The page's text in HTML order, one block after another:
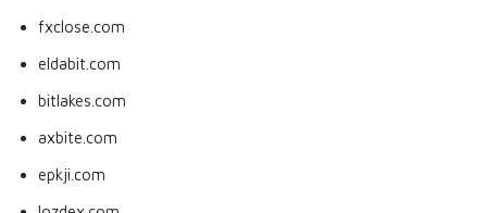
fxclose.com
eldabit.com
bitlakes.com
axbite.com
epkji.com